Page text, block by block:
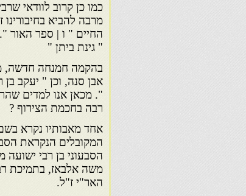
כמו כן קרוב לוודאי
מרבה להביא
החיים " ו | ספר האור
" גינת ביתן "
בהקמה חמנחה חדשה,
אבן סנה, וכן " יעקב בן
". מכאן אנו למדים
רבה בחכמת הצירוף ?
אחד מאבותיו נקרא
המקובלים הנקראת
הסבעוני בן רבי
משה אלבאז, בתמיכת
האר"י ז"ל.